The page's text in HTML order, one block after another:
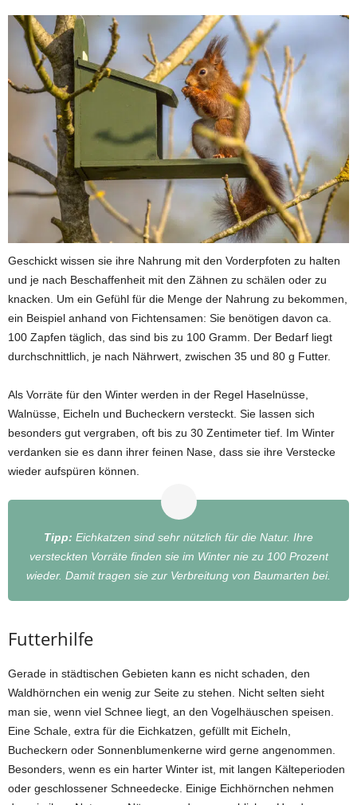
Geschickt wissen sie ihre Nahrung mit den Vorderpfoten zu halten
und je nach Beschaffenheit mit den Zähnen zu schälen oder zu
knacken. Um ein Gefühl für die Menge der Nahrung zu bekommen,
ein Beispiel anhand von Fichtensamen: Sie benötigen davon ca.
100 Zapfen täglich, das sind bis zu 100 Gramm. Der Bedarf liegt
durchschnittlich, je nach Nährwert, zwischen 35 und 80 g Futter.
Als Vorräte für den Winter werden in der Regel Haselnüsse,
Walnüsse, Eicheln und Bucheckern versteckt. Sie lassen sich
besonders gut vergraben, oft bis zu 30 Zentimeter tief. Im Winter
verdanken sie es dann ihrer feinen Nase, dass sie ihre Verstecke
wieder aufspüren können.
Tipp: Eichkatzen sind sehr nützlich für die Natur. Ihre
versteckten Vorräte finden sie im Winter nie zu 100 Prozent
wieder. Damit tragen sie zur Verbreitung von Baumarten bei.
Futterhilfe
Gerade in städtischen Gebieten kann es nicht schaden, den
Waldhörnchen ein wenig zur Seite zu stehen. Nicht selten sieht
man sie, wenn viel Schnee liegt, an den Vogelhäuschen speisen.
Eine Schale, extra für die Eichkatzen, gefüllt mit Eicheln,
Bucheckern oder Sonnenblumenkerne wird gerne angenommen.
Besonders, wenn es ein harter Winter ist, mit langen Kälteperioden
oder geschlossener Schneedecke. Einige Eichhörnchen nehmen